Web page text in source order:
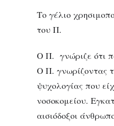
Το γέλιο
του Π.
Ο Π. γνώριζε ότι
Ο Π. γνωρίζοντας
ψυχολογίας που
νοσοκομείου.
αισιόδοξοι